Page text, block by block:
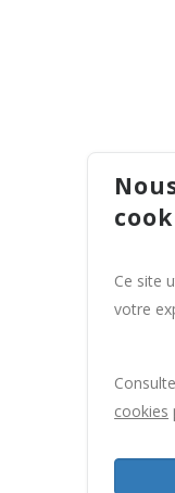
Ce site
votre
cookies